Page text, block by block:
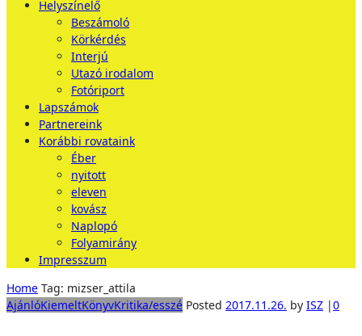
Helyszínelő
Beszámoló
Körkérdés
Interjú
Utazó irodalom
Fotóriport
Lapszámok
Partnereink
Korábbi rovataink
Éber
nyitott
eleven
kovász
Naplopó
Folyamirány
Impresszum
Home Tag: mizser_attila
AjánlóKiemeltKönyvKritika/esszé Posted 2017.11.26. by ISZ |0